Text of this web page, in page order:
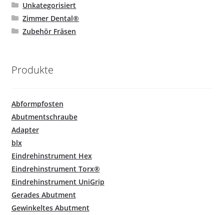
Unkategorisiert
Zimmer Dental®
Zubehör Fräsen
Produkte
Abformpfosten
Abutmentschraube
Adapter
blx
Eindrehinstrument Hex
Eindrehinstrument Torx®
Eindrehinstrument UniGrip
Gerades Abutment
Gewinkeltes Abutment